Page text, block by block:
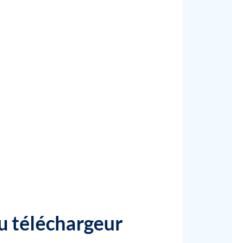
téléchargeur